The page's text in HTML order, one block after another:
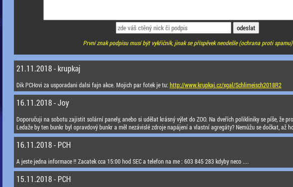
První znak podpisu musí být vykřičník, jinak se příspěvek neodešle (ochrana proti spamu)
21.11.2018 - krupkaj
Dik PCHovi za usporadani dalsi fajn akce. Mojich par fotek je tu: http://www.krupkaj.cz/xgal/Schlimeisch2018R2
16.11.2018 - Joy
Doporučuji na sobotu zajistit solární panely, anebo si udělat krásný výlet do ZOO. Na dveřích polikliniky se píše, že
Ledaže by ten bunkr byl opravdový bunkr a měl nezávislé zdroje napájení a vlastní agregáty? Nemůžu se dočkat, až
16.11.2018 - PCH
A jeste jedna informace !! Zacatek cca 15:00 hod SEC a telefon na me : 603 845 283 kdyby neco ....
15.11.2018 - PCH